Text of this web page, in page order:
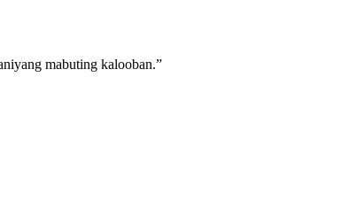
mabuting kalooban.”